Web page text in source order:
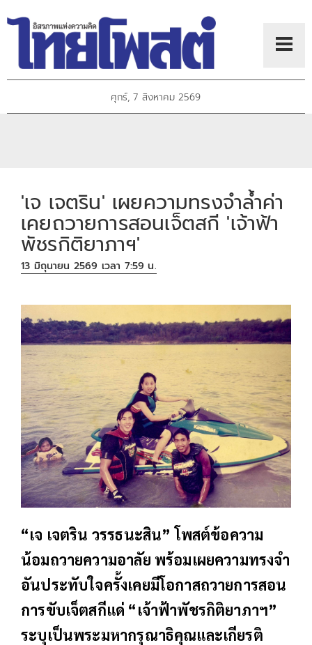
ศุกร์, 7 สิงหาคม 2569
'เจ เจตริน' เผยความทรงจำล้ำค่า
เคยถวายการสอนเจ็ตสกี 'เจ้าฟ้า
พัชรกิติยาภาฯ'
13 มิถุนายน 2569 เวลา 7:59 น.
“เจ เจตริน วรรธนะสิน” โพสต์ข้อความ
น้อมถวายความอาลัย พร้อมเผยความทรงจำ
อันประทับใจครั้งเคยมีโอกาสถวายการสอน
การขับเจ็ตสกีแด่ “เจ้าฟ้าพัชรกิติยาภาฯ”
ระบุเป็นพระมหากรุณาธิคุณและเกียรติ